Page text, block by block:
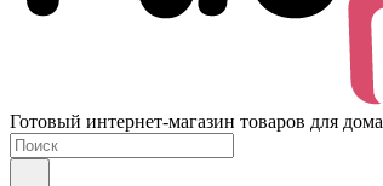
Готовый интернет-магазин товаров для дома